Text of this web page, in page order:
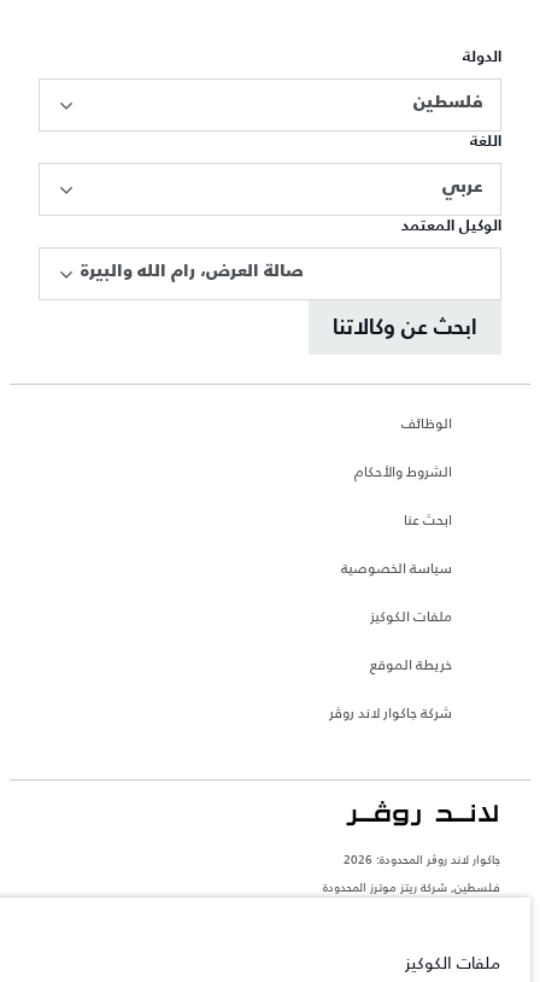
الدولة
فلسطين
اللغة
عربي
الوكيل المعتمد
صالة العرض، رام الله والبيرة
ابحث عن وكالاتنا
الوظائف
الشروط والأحكام
ابحث عنا
سياسة الخصوصية
ملفات الكوكيز
خريطة الموقع
شركة جاكوار لاند روڤر
جاكوار لاند روڨر المحدودة: 2026
فلسطين, شركة ريتز موترز المحدودة
والحمولة.
ملفات الكوكيز